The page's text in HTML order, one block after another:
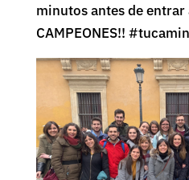
minutos antes de entrar
CAMPEONES!!